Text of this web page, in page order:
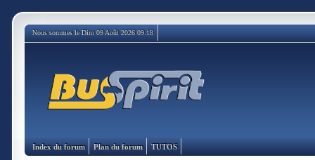
Nous sommes le Dim 09 Août 2026 09:18
Index du forum Plan du forum TUTOS